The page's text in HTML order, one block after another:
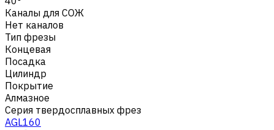
Каналы для СОЖ
Нет каналов
Тип фрезы
Концевая
Посадка
Цилиндр
Покрытие
Алмазное
Серия твердосплавных фрез
AGL160